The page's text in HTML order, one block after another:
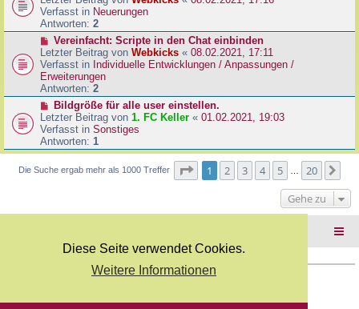
Diese Seite verwendet Cookies.
Weitere Informationen
a
g
B
e
i
r
a
g
u
e
r
B
e
i
t
r
a
g
Verfasst in Neuerungen
Antworten: 2
N
e
u
e
r
B
e
i
t
r
g
Vereinfacht: Scripte in den Chat einbinden
Letzter Beitrag von Webkicks « 08.02.2021, 17:11
Verfasst in Individuelle Entwicklungen / Anpassungen /
Erweiterungen
Antworten: 2
N
e
u
e
r
B
e
r
Bildgröße für alle user einstellen.
Letzter Beitrag von 1. FC Keller « 01.02.2021, 19:03
Verfasst in Sonstiges
Antworten: 1
Die Suche ergab mehr als 1000 Treffer Seite von
1 2 3 4 5 20
Gehe zu
Deutsche Übersetzung durchphpBB.de